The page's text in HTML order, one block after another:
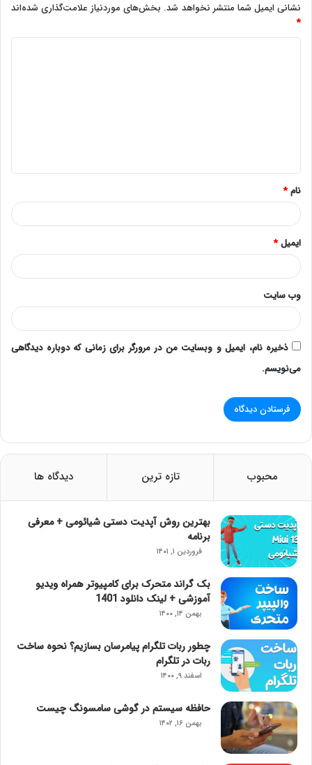
نشانی ایمیل شما منتشر نخواهد شد. بخش‌های موردنیاز علامت‌گذاری شده‌اند
*
*
نام*
ایمیل*
وب‌ سایت
ذخیره نام، ایمیل و وبسایت من در مرورگر برای زمانی که دوباره دیدگاهی
می‌نویسم.
محبوب تازه ترین دیدگاه ها
بهترین روش آپدیت دستی شیائومی + معرفی
برنامه
فروردین ۱, ۱۴۰۱
بک گراند متحرک برای کامپیوتر همراه ویدیو
آموزشی + لینک دانلود 1401
بهمن ۱۴, ۱۴۰۰
چطور ربات تلگرام پیامرسان بسازیم؟ نحوه ساخت
ربات در تلگرام
اسفند ۹, ۱۴۰۰
حافظه سیستم در گوشی سامسونگ چیست
بهمن ۱۶, ۱۴۰۲